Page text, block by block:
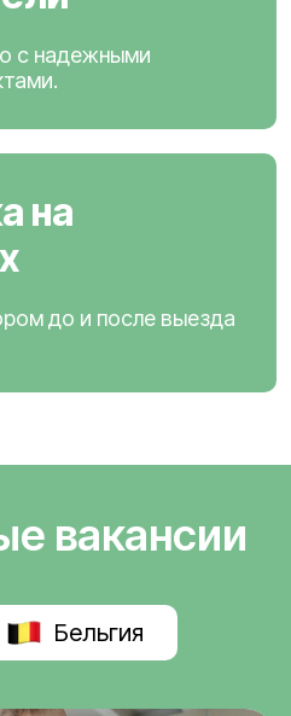
с надежными
на
до и после выезда
вакансии
Бельгия